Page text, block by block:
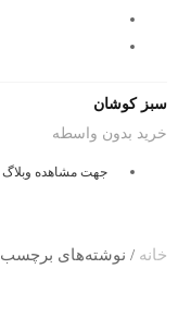
سبز کوشان
خرید بدون واسطه
جهت مشاهده وبلاگ
خانه / نوشته‌های